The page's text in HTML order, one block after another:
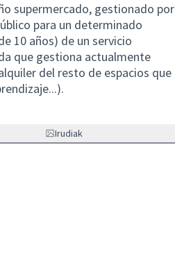
supermercado, gestionado por
para un determinado
10 años) de un servicio
que gestiona actualmente
del resto de espacios que
Irudiak